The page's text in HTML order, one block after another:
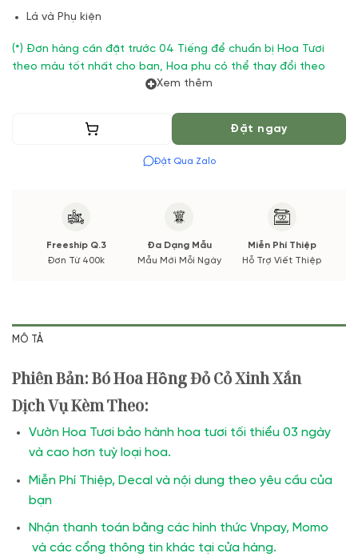
Lá và Phụ kiện
(*) Đơn hàng cần đặt trước 04 Tiếng để chuẩn bị Hoa Tươi
theo màu tốt nhất cho bạn, Hoa phụ có thể thay đổi theo
Mùa vụ. Vườn Hoa Tươi đảm bảo phong cách cắm, tone màu
khách hàng xác nhận trước khi cắm.
Xem thêm
Thêm vào giỏ Đặt ngay
Đặt Qua Zalo
Freeship Q.3
Đơn Từ 400k
Đa Dạng Mẫu
Mẫu Mới Mỗi Ngày
Miễn Phí Thiệp
Hỗ Trợ Viết Thiệp
MÔ TẢ
Phiên Bản: Bó Hoa Hồng Đỏ Cỏ Xinh Xắn
Dịch Vụ Kèm Theo:
Vườn Hoa Tươi bảo hành hoa tươi tối thiểu 03 ngày
và cao hơn tuỳ loại hoa.
Miễn Phí Thiệp, Decal và nội dung theo yêu cầu của
bạn
Nhận thanh toán bằng các hình thức Vnpay, Momo
và các cổng thông tin khác tại cửa hàng.